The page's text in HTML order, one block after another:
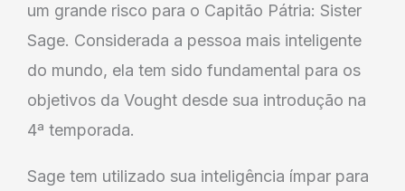
um grande risco para o Capitão Pátria: Sister
Sage. Considerada a pessoa mais inteligente
do mundo, ela tem sido fundamental para os
objetivos da Vought desde sua introdução na
4ª temporada.
Sage tem utilizado sua inteligência ímpar para